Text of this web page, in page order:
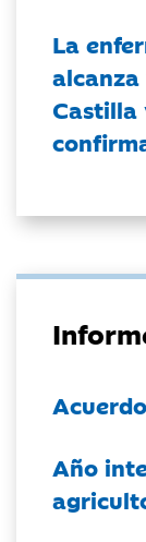
La
Castilla
Año